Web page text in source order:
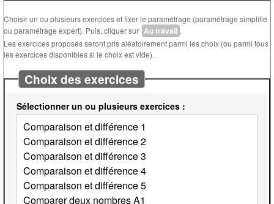
Choisir un ou plusieurs exercices et fixer le paramétrage (paramétrage simplifié
ou paramétrage expert). Puis, cliquer sur Au travail .
Les exercices proposés seront pris aléatoirement parmi les choix (ou parmi tous
les exercices disponibles si le choix est vide).
Choix des exercices
Sélectionner un ou plusieurs exercices :